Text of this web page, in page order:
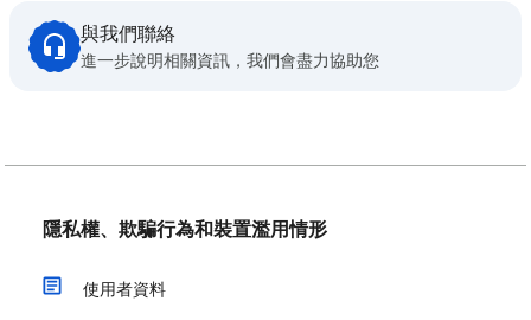
與我們聯絡
進一步說明相關資訊，我們會盡力協助您
隱私權、欺騙行為和裝置濫用情形
使用者資料